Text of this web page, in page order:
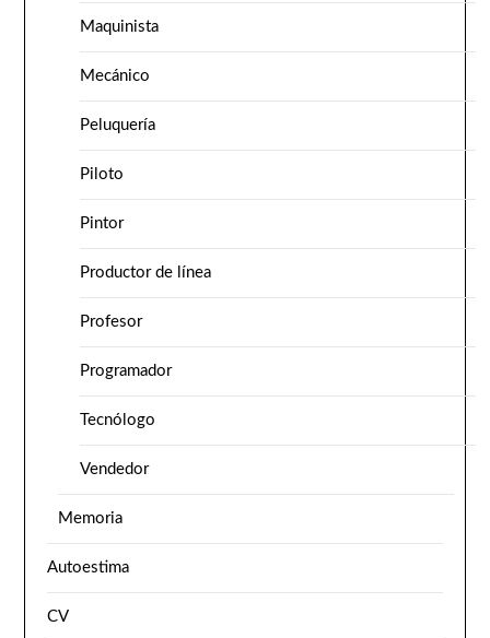
Maquinista
Mecánico
Peluquería
Piloto
Pintor
Productor de línea
Profesor
Programador
Tecnólogo
Vendedor
Memoria
Autoestima
CV